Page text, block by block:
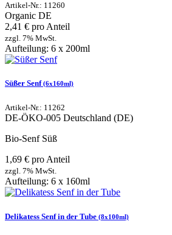
Artikel-Nr.: 11260
Organic DE
2,41 € pro Anteil
zzgl. 7% MwSt.
Aufteilung: 6 x 200ml
Süßer Senf(6x160ml)
Artikel-Nr.: 11262
DE-ÖKO-005 Deutschland (DE)
Bio-Senf Süß
1,69 € pro Anteil
zzgl. 7% MwSt.
Aufteilung: 6 x 160ml
Delikatess Senf in der Tube (8x100ml)